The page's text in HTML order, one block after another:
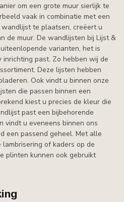
om een grote muur sierlijk te
vaak in combinatie met een
te plaatsen, creëert u
de muur. De wandlijsten bij Lijst &
varianten, het is
past. Zo hebben wij de
Deze lijsten hebben
Ook vindt u binnen onze
die passen binnen een
kiest u precies de kleur die
past een bijbehorende
vindt u eveneens binnen ons
een passend geheel. Met alle
of kaders op de
plinten kunnen ook gebruikt